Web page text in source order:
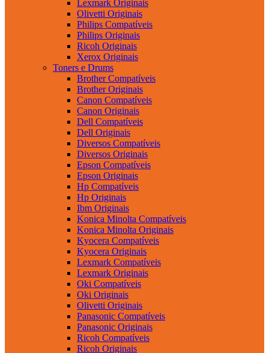
Lexmark Originais
Olivetti Originais
Philips Compatíveis
Philips Originais
Ricoh Originais
Xerox Originais
Toners e Drums
Brother Compatíveis
Brother Originais
Canon Compatíveis
Canon Originais
Dell Compatíveis
Dell Originais
Diversos Compatíveis
Diversos Originais
Epson Compatíveis
Epson Originais
Hp Compatíveis
Hp Originais
Ibm Originais
Konica Minolta Compatíveis
Konica Minolta Originais
Kyocera Compatíveis
Kyocera Originais
Lexmark Compatíveis
Lexmark Originais
Oki Compatíveis
Oki Originais
Olivetti Originais
Panasonic Compatíveis
Panasonic Originais
Ricoh Compatíveis
Ricoh Originais